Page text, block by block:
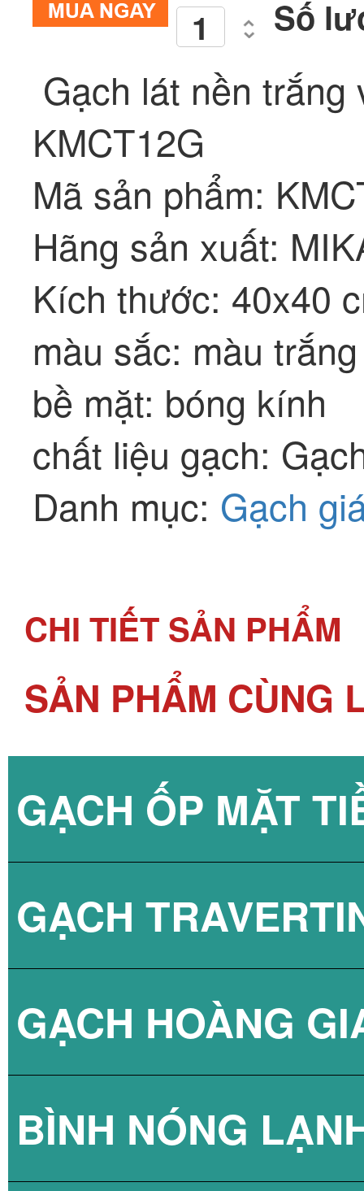
Số
Gạch lát nền trắng
KMCT12G
Mã sản phẩm:
Hãng sản xuất:
Kích thước: 40x40
màu sắc: màu trắng
bề mặt: bóng kính
chất liệu gạch:
Danh mục: Gạch
CHI TIẾT SẢN PHẨM
SẢN PHẨM CÙNG
GẠCH ỐP MẶT
GẠCH
GẠCH HOÀNG
BÌNH NÓNG